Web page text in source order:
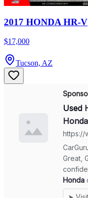
2017 HONDA HR-V
$17,000
Tucson, AZ